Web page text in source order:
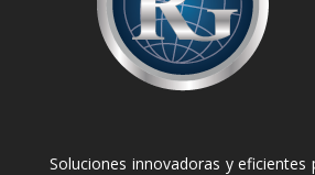
Soluciones innovadoras y eficientes